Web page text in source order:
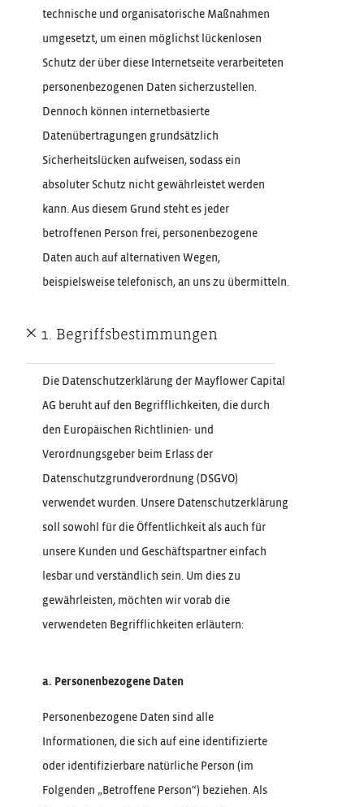
technische und organisatorische Maßnahmen
umgesetzt, um einen möglichst lückenlosen
Schutz der über diese Internetseite verarbeiteten
personenbezogenen Daten sicherzustellen.
Dennoch können internetbasierte
Datenübertragungen grundsätzlich
Sicherheitslücken aufweisen, sodass ein
absoluter Schutz nicht gewährleistet werden
kann. Aus diesem Grund steht es jeder
betroffenen Person frei, personenbezogene
Daten auch auf alternativen Wegen,
beispielsweise telefonisch, an uns zu übermitteln.
1. Begriffsbestimmungen
Die Datenschutzerklärung der Mayflower Capital
AG beruht auf den Begrifflichkeiten, die durch
den Europäischen Richtlinien- und
Verordnungsgeber beim Erlass der
Datenschutzgrundverordnung (DSGVO)
verwendet wurden. Unsere Datenschutzerklärung
soll sowohl für die Öffentlichkeit als auch für
unsere Kunden und Geschäftspartner einfach
lesbar und verständlich sein. Um dies zu
gewährleisten, möchten wir vorab die
verwendeten Begrifflichkeiten erläutern:
a. Personenbezogene Daten
Personenbezogene Daten sind alle
Informationen, die sich auf eine identifizierte
oder identifizierbare natürliche Person (im
Folgenden „Betroffene Person“) beziehen. Als